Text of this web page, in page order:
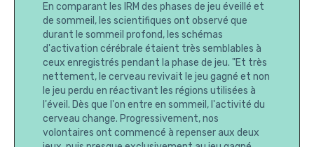
En comparant les IRM des phases de jeu éveillé et
de sommeil, les scientifiques ont observé que
durant le sommeil profond, les schémas
d'activation cérébrale étaient très semblables à
ceux enregistrés pendant la phase de jeu. "Et très
nettement, le cerveau revivait le jeu gagné et non
le jeu perdu en réactivant les régions utilisées à
l'éveil. Dès que l'on entre en sommeil, l'activité du
cerveau change. Progressivement, nos
volontaires ont commencé à repenser aux deux